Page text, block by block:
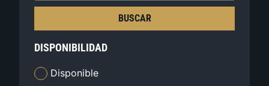
BUSCAR
DISPONIBILIDAD
Disponible